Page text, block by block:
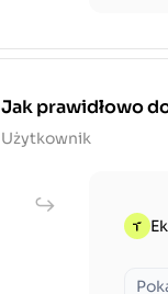
Jak prawidłowo
Użytkownik